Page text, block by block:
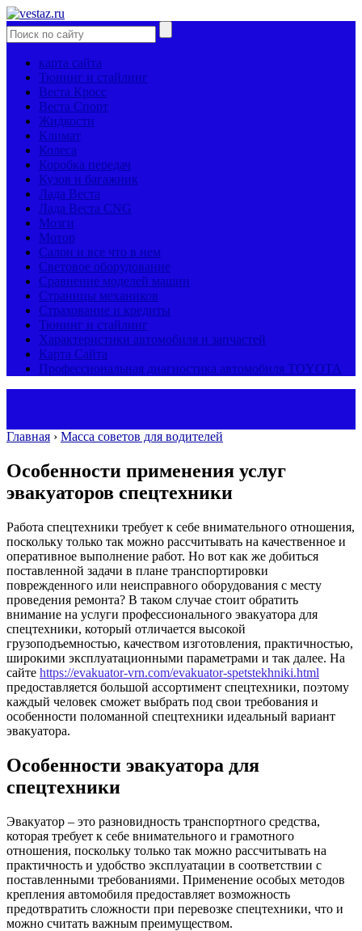
карта сайта
Тюнинг и стайлинг
Веста Кросс
Веста Спорт
Жидкости
Климат
Колеса
Коробка передач
Кузов и багажник
Лада Веста
Лада Веста CNG
Мозги
Мотор
Салон и все что в нем
Световое оборудование
Сравнение моделей машин
Страницы механиков
Страхование и кредиты
Тюнинг и стайлинг
Характеристики автомобиля и запчастей
Карта Сайта
Профессиональная диагностика автомобиля TOYOTA
Главная › Масса советов для водителей
Особенности применения услуг
эвакуаторов спецтехники
Работа спецтехники требует к себе внимательного отношения,
поскольку только так можно рассчитывать на качественное и
оперативное выполнение работ. Но вот как же добиться
поставленной задачи в плане транспортировки
поврежденного или неисправного оборудования с месту
проведения ремонта? В таком случае стоит обратить
внимание на услуги профессионального эвакуатора для
спецтехники, который отличается высокой
грузоподъемностью, качеством изготовления, практичностью,
широкими эксплуатационными параметрами и так далее. На
сайте https://evakuator-vrn.com/evakuator-spetstekhniki.html
предоставляется большой ассортимент спецтехники, поэтому
каждый человек сможет выбрать под свои требования и
особенности поломанной спецтехники идеальный вариант
эвакуатора.
Особенности эвакуатора для
спецтехники
Эвакуатор – это разновидность транспортного средства,
которая требует к себе внимательного и грамотного
отношения, поскольку только так можно рассчитывать на
практичность и удобство эксплуатации в соответствии с
поставленными требованиями. Применение особых методов
крепления автомобиля предоставляет возможность
предотвратить сложности при перевозке спецтехники, что и
можно считать важным преимуществом.